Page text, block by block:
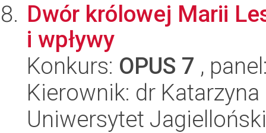
Dwór królowej Marii
i wpływy
Konkurs: OPUS 7 ,
Kierownik: dr Katarzyna
Uniwersytet